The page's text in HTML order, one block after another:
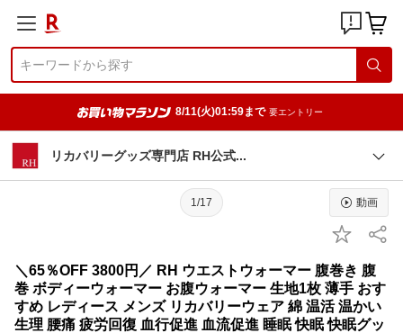
8/11(火)01:59まで 要エントリー
リカバリーグッズ専門店 RH公式
1/17 動画
＼65％OFF 3800円／ RH ウエストウォーマー 腹巻き 腹
巻 ボディーウォーマー お腹ウォーマー 生地1枚 薄手 おす
すめ レディース メンズ リカバリーウェア 綿 温活 温かい
生理 腰痛 疲労回復 血行促進 血流促進 睡眠 快眠 快眠グッ